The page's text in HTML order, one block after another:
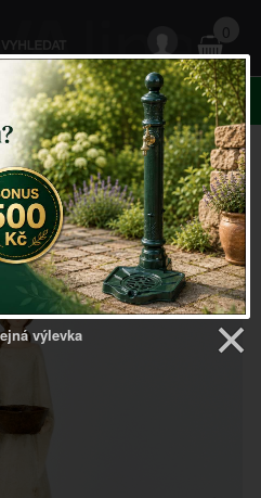
0
dekorace->Anděl s
výlevka